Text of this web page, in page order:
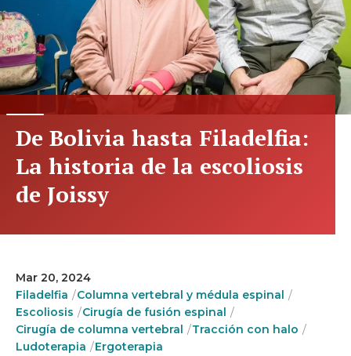
De Bolivia hasta Filadelfia:
La historia de la escoliosis
de Joissy
Mar 20, 2024
Filadelfia
Columna vertebral y médula espinal
Escoliosis
Cirugía de fusión espinal
Cirugía de columna vertebral
Tracción con halo
Ludoterapia
Ergoterapia